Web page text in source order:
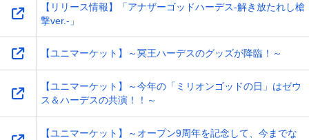
【リリース情報】「アナザーゴッドハーデス-解き放たれし槍
撃ver.-」
【ユニマーケット】～冥王ハーデスのグッズが降臨！～
【ユニマーケット】～今年の「ミリオンゴッドの日」はゼウ
ス＆ハーデスの共演！！～
【ユニマーケット】～オープン9周年を記念して、今までな